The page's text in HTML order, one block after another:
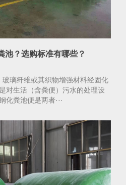
池？选购标准有哪些？
璃纤维或其织物增强材料经固化
对生活（含粪便）污水的处理设
化粪池便是两者···